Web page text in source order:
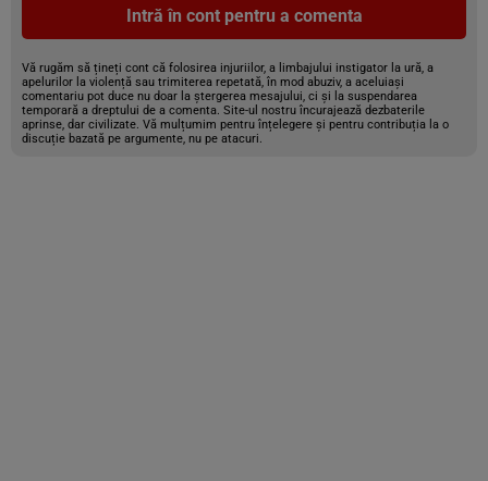
Intră în cont pentru a comenta
Vă rugăm să țineți cont că folosirea injuriilor, a limbajului instigator la ură, a
apelurilor la violență sau trimiterea repetată, în mod abuziv, a aceluiași
comentariu pot duce nu doar la ștergerea mesajului, ci și la suspendarea
temporară a dreptului de a comenta. Site-ul nostru încurajează dezbaterile
aprinse, dar civilizate. Vă mulțumim pentru înțelegere și pentru contribuția la o
discuție bazată pe argumente, nu pe atacuri.